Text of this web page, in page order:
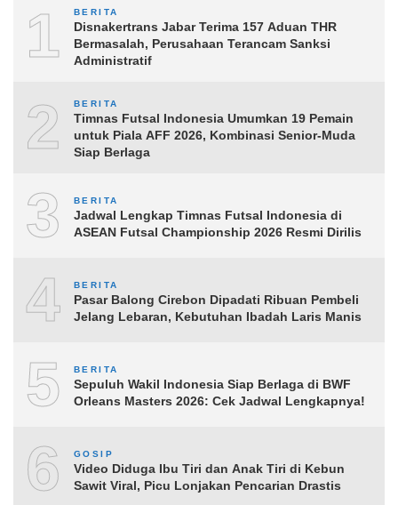
1 BERITA
Disnakertrans Jabar Terima 157 Aduan THR
Bermasalah, Perusahaan Terancam Sanksi
Administratif
2 BERITA
Timnas Futsal Indonesia Umumkan 19 Pemain
untuk Piala AFF 2026, Kombinasi Senior-Muda
Siap Berlaga
3 BERITA
Jadwal Lengkap Timnas Futsal Indonesia di
ASEAN Futsal Championship 2026 Resmi Dirilis
4 BERITA
Pasar Balong Cirebon Dipadati Ribuan Pembeli
Jelang Lebaran, Kebutuhan Ibadah Laris Manis
5 BERITA
Sepuluh Wakil Indonesia Siap Berlaga di BWF
Orleans Masters 2026: Cek Jadwal Lengkapnya!
6 GOSIP
Video Diduga Ibu Tiri dan Anak Tiri di Kebun
Sawit Viral, Picu Lonjakan Pencarian Drastis